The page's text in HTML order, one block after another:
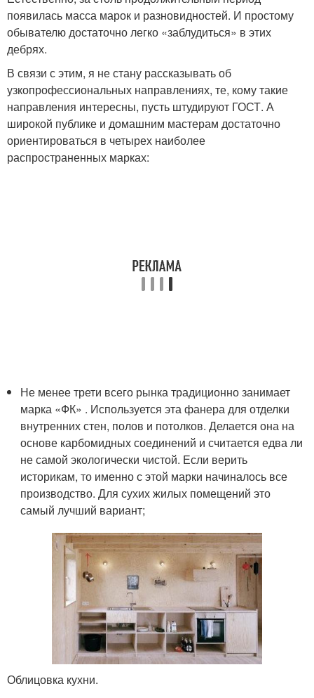
появилась масса марок и разновидностей. И простому
обывателю достаточно легко «заблудиться» в этих
дебрях.
В связи с этим, я не стану рассказывать об
узкопрофессиональных направлениях, те, кому такие
направления интересны, пусть штудируют ГОСТ. А
широкой публике и домашним мастерам достаточно
ориентироваться в четырех наиболее
распространенных марках:
Не менее трети всего рынка традиционно занимает
марка «ФК» . Используется эта фанера для отделки
внутренних стен, полов и потолков. Делается она на
основе карбомидных соединений и считается едва ли
не самой экологически чистой. Если верить
историкам, то именно с этой марки начиналось все
производство. Для сухих жилых помещений это
самый лучший вариант;
Облицовка кухни.